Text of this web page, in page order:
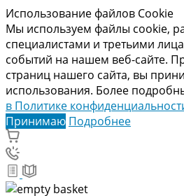
Использование файлов Cookie
Мы используем файлы cookie,
специалистами и третьими
событий на нашем веб-сайте.
страниц нашего сайта, вы
использования. Более
в Политике
Принимаю Подробнее